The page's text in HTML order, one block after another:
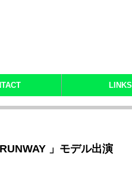
LINKS
」モデル出演